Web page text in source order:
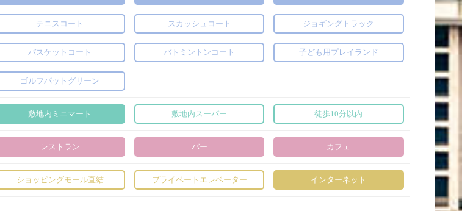
テニスコート スカッシュコート ジョギングトラック
バスケットコート バトミントンコート 子ども用プレイランド
ゴルフパットグリーン
敷地内ミニマート 敷地内スーパー 徒歩10分以内
レストラン バー カフェ
ショッピングモール直結 プライベートエレベーター インターネット